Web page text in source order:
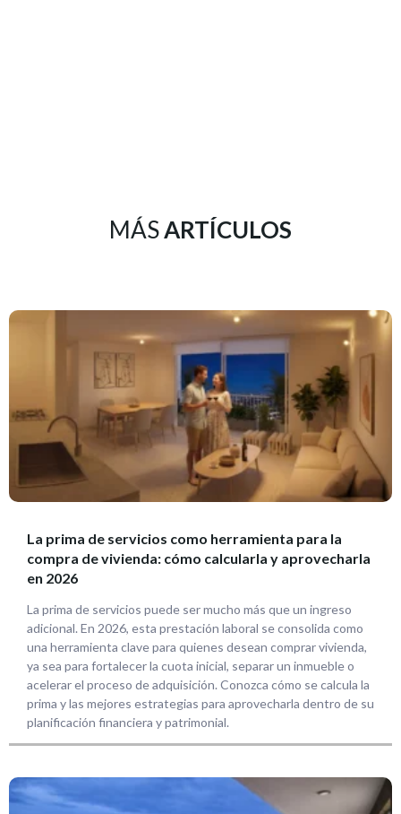
MÁSARTÍCULOS
La prima de servicios como herramienta para la
compra de vivienda: cómo calcularla y aprovecharla
en 2026
La prima de servicios puede ser mucho más que un ingreso
adicional. En 2026, esta prestación laboral se consolida como
una herramienta clave para quienes desean comprar vivienda,
ya sea para fortalecer la cuota inicial, separar un inmueble o
acelerar el proceso de adquisición. Conozca cómo se calcula la
prima y las mejores estrategias para aprovecharla dentro de su
planificación financiera y patrimonial.